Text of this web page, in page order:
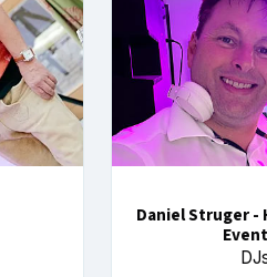
Daniel Struger -